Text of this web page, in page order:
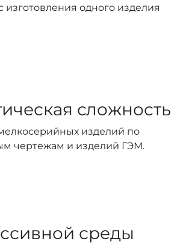
изготовления одного изделия
сложность
изделий по
чертежам и изделий ГЭМ.
среды